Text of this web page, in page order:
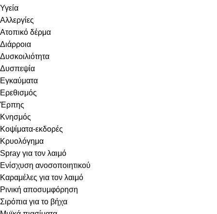
Υγεία
Αλλεργίες
Ατοπικό δέρμα
Διάρροια
Δυσκοιλιότητα
Δυσπεψία
Εγκαύματα
Ερεθισμός
Έρπης
Κνησμός
Κοψίματα-εκδορές
Κρυολόγημα
Spray για τον λαιμό
Ενίσχυση ανοσοποιητικού
Καραμέλες για τον λαιμό
Ρινική αποσυμφόρηση
Σιρόπια για το βήχα